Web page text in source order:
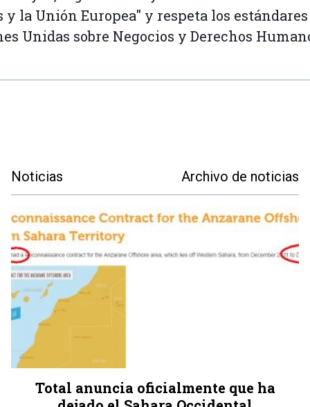
y la Unión Europea" y respeta los estándares
Unidas sobre Negocios y Derechos
Noticias Archivo de noticias
Total anuncia oficialmente que ha